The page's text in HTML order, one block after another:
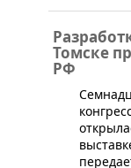
Томске
РФ